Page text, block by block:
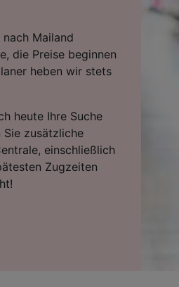
Mailand
die Preise beginnen
heben wir stets
heute Ihre Suche
Sie zusätzliche
einschließlich
Zugzeiten